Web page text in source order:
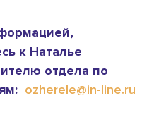
к Наталье
отдела по
ozherele@in-line.ru